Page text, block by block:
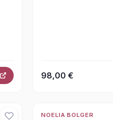
98,00 €
NOELIA BOLGER